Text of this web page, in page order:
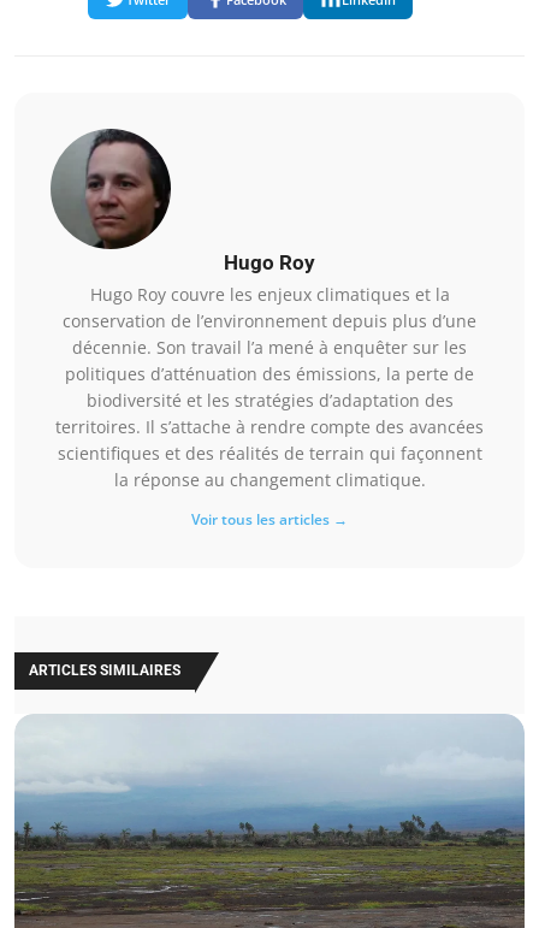
Hugo Roy
Hugo Roy couvre les enjeux climatiques et la
conservation de l’environnement depuis plus d’une
décennie. Son travail l’a mené à enquêter sur les
politiques d’atténuation des émissions, la perte de
biodiversité et les stratégies d’adaptation des
territoires. Il s’attache à rendre compte des avancées
scientifiques et des réalités de terrain qui façonnent
la réponse au changement climatique.
Voir tous les articles →
ARTICLES SIMILAIRES